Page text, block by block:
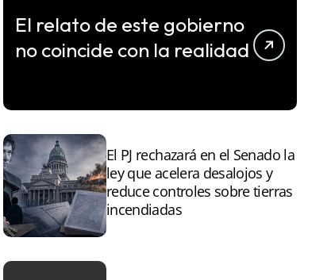
El relato de este gobierno
no coincide con la realidad
El PJ rechazará en el Senado la
ley que acelera desalojos y
reduce controles sobre tierras
incendiadas